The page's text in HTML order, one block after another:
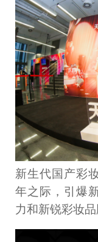
新生代国产彩
年之际，引爆
力和新锐彩妆品